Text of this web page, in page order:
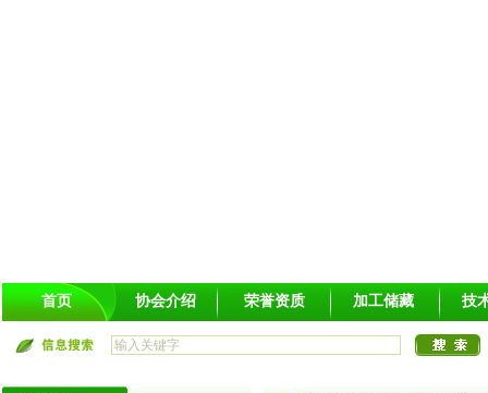
首页 协会介绍 荣誉资质 加工储藏 技